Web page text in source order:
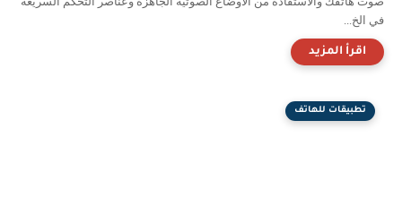
في الخ...
تطبيقات للهاتف